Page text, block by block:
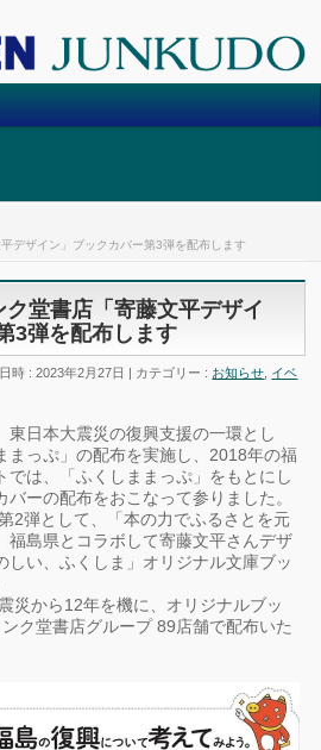
デザイン」ブックカバー第3弾を配布します
堂書店「寄藤文平デザイ
3弾を配布します
時 : 2023年2月27日 カテゴリー : お知らせ イベ
東日本大震災の復興支援の一環とし
まっぷ」の配布を実施し、2018年の福
では、「ふくしままっぷ」をもとにし
ーの配布をおこなって参りました。
2弾として、「本の力でふるさとを元
福島県とコラボして寄藤文平さんデザ
しい、ふくしま」オリジナル文庫ブッ
災から12年を機に、オリジナルブッ
ク堂書店グループ 89店舗で配布いた